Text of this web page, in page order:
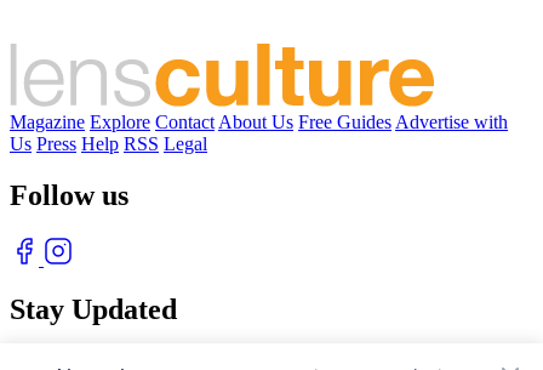
Magazine Explore Contact About Us Free Guides Advertise with
Us Press Help RSS Legal
Follow us
Stay Updated